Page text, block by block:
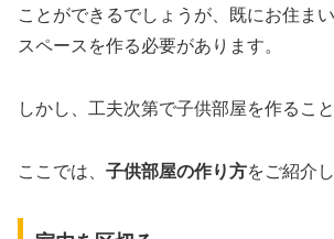
ことができるでしょうが、既にお住ま
スペースを作る必要があります。
しかし、工夫次第で子供部屋を作るこ
ここでは、 子供部屋の作り方をご紹介し